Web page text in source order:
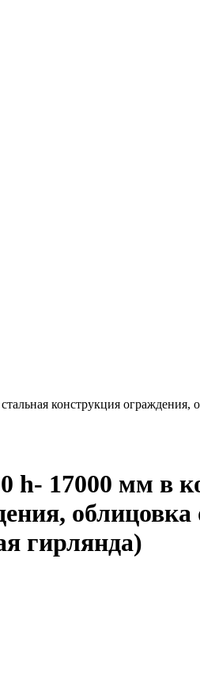
конструкция ограждения,
h- 17000 мм в
гирлянда)